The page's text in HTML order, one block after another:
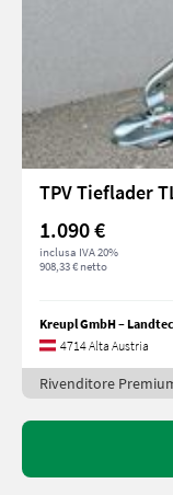
TPV Tieflader
1.090 €
inclusa IVA 20%
908,33 € netto
Kreupl GmbH –
4714 Alta Austria
Rivenditore